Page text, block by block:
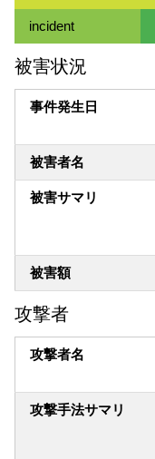
incident
被害状況
事件発生日
被害者名
被害サマリ
被害額
攻撃者
攻撃者名
攻撃手法サマリ